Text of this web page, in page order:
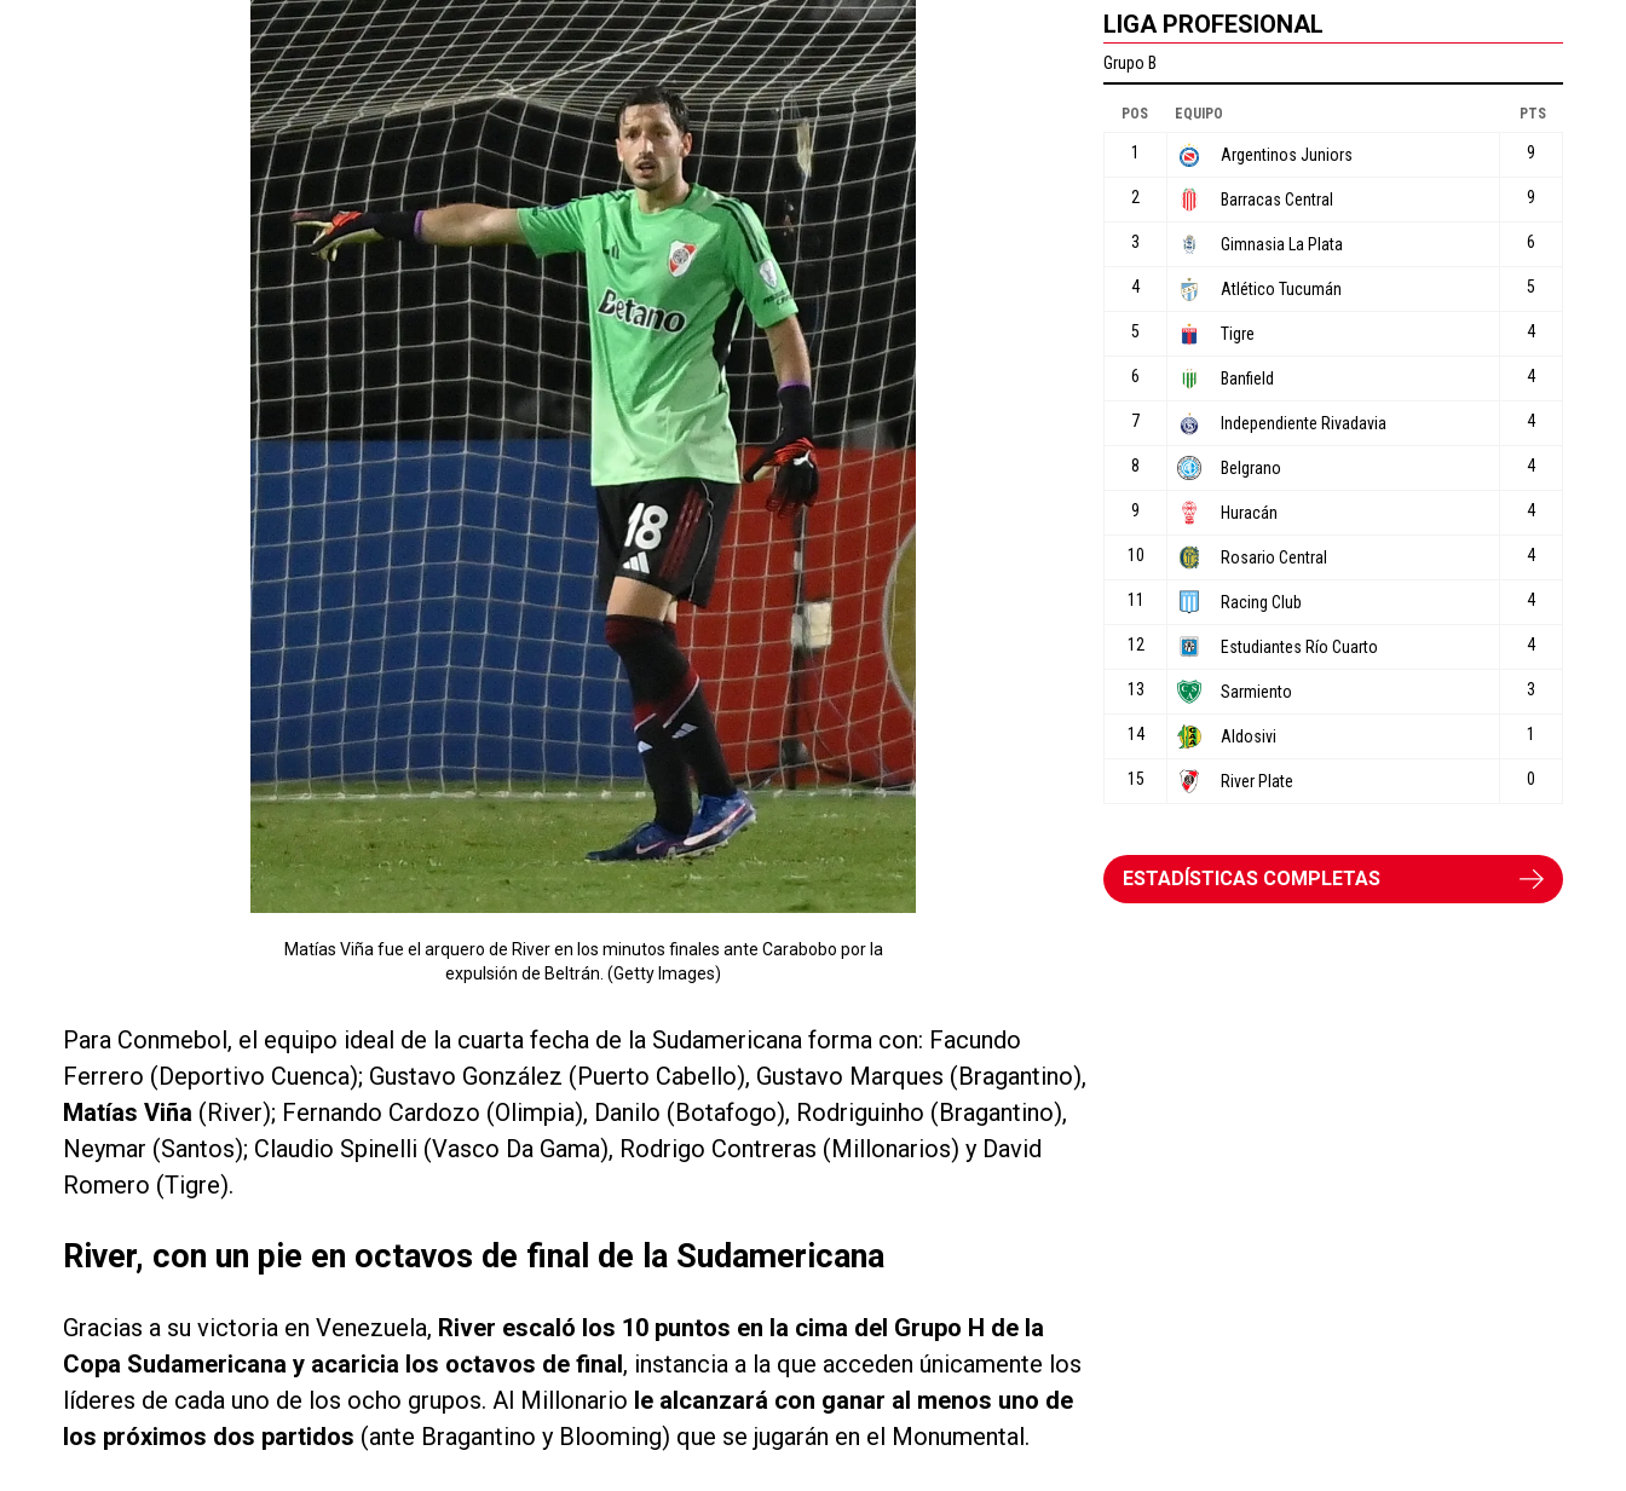
Matías Viña fue el arquero de River en los minutos finales ante Carabobo por la
expulsión de Beltrán. (Getty Images)
Para Conmebol, el equipo ideal de la cuarta fecha de la Sudamericana forma con: Facundo
Ferrero (Deportivo Cuenca); Gustavo González (Puerto Cabello), Gustavo Marques (Bragantino),
Matías Viña (River); Fernando Cardozo (Olimpia), Danilo (Botafogo), Rodriguinho (Bragantino),
Neymar (Santos); Claudio Spinelli (Vasco Da Gama), Rodrigo Contreras (Millonarios) y David
Romero (Tigre).
River, con un pie en octavos de final de la Sudamericana
Gracias a su victoria en Venezuela, River escaló los 10 puntos en la cima del Grupo H de la
Copa Sudamericana y acaricia los octavos de final, instancia a la que acceden únicamente los
líderes de cada uno de los ocho grupos. Al Millonario le alcanzará con ganar al menos uno de
los próximos dos partidos (ante Bragantino y Blooming) que se jugarán en el Monumental.
LIGA PROFESIONAL
ESTADÍSTICAS COMPLETAS